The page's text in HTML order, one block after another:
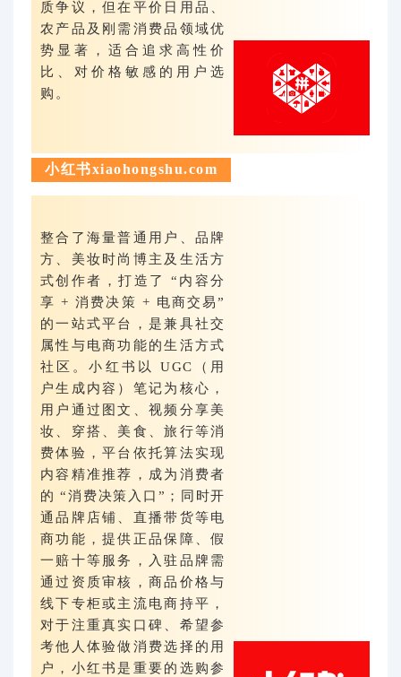
质争议，但在平价日用品、
农产品及刚需消费品领域优
势显著，适合追求高性价
比、对价格敏感的用户选
购。
小红书xiaohongshu.com
整合了海量普通用户、品牌
方、美妆时尚博主及生活方
式创作者，打造了 “内容分
享 + 消费决策 + 电商交易”
的一站式平台，是兼具社交
属性与电商功能的生活方式
社区。小红书以 UGC（用
户生成内容）笔记为核心，
用户通过图文、视频分享美
妆、穿搭、美食、旅行等消
费体验，平台依托算法实现
内容精准推荐，成为消费者
的 “消费决策入口”；同时开
通品牌店铺、直播带货等电
商功能，提供正品保障、假
一赔十等服务，入驻品牌需
通过资质审核，商品价格与
线下专柜或主流电商持平，
对于注重真实口碑、希望参
考他人体验做消费选择的用
户，小红书是重要的选购参